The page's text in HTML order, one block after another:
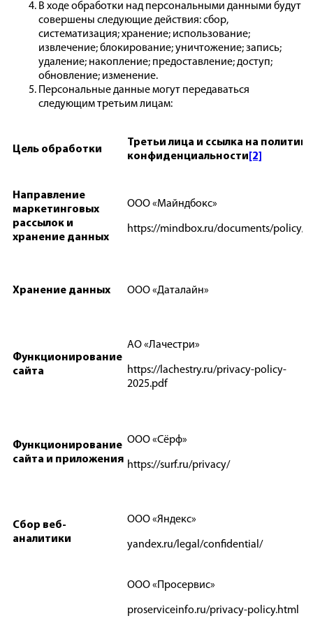
В ходе обработки над персональными данными будут
совершены следующие действия: сбор,
систематизация; хранение; использование;
извлечение; блокирование; уничтожение; запись;
удаление; накопление; предоставление; доступ;
обновление; изменение.
Персональные данные могут передаваться
следующим третьим лицам:
Цель обработки
Третьи лица и ссылка на политику
конфиденциальности[2]
Направление
маркетинговых
рассылок и
хранение данных
ООО «Майндбокс»
https://mindbox.ru/documents/policy/
Хранение данных ООО «Даталайн»
Функционирование
сайта
АО «Лачестри»
https://lachestry.ru/privacy-policy-
2025.pdf
Функционирование
сайта и приложения
ООО «Сёрф»
https://surf.ru/privacy/
Сбор веб-
аналитики
ООО «Яндекс»
yandex.ru/legal/confidential/
ООО «Просервис»
proserviceinfo.ru/privacy-policy.html